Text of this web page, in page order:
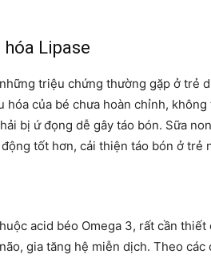
hóa Lipase
triệu chứng thường gặp ở trẻ
hóa của bé chưa hoàn chỉnh,
bị ứ đọng dễ gây táo bón. Sữa
tốt hơn, cải thiện táo bón ở trẻ
acid béo Omega 3, rất cần
gia tăng hệ miễn dịch. Theo